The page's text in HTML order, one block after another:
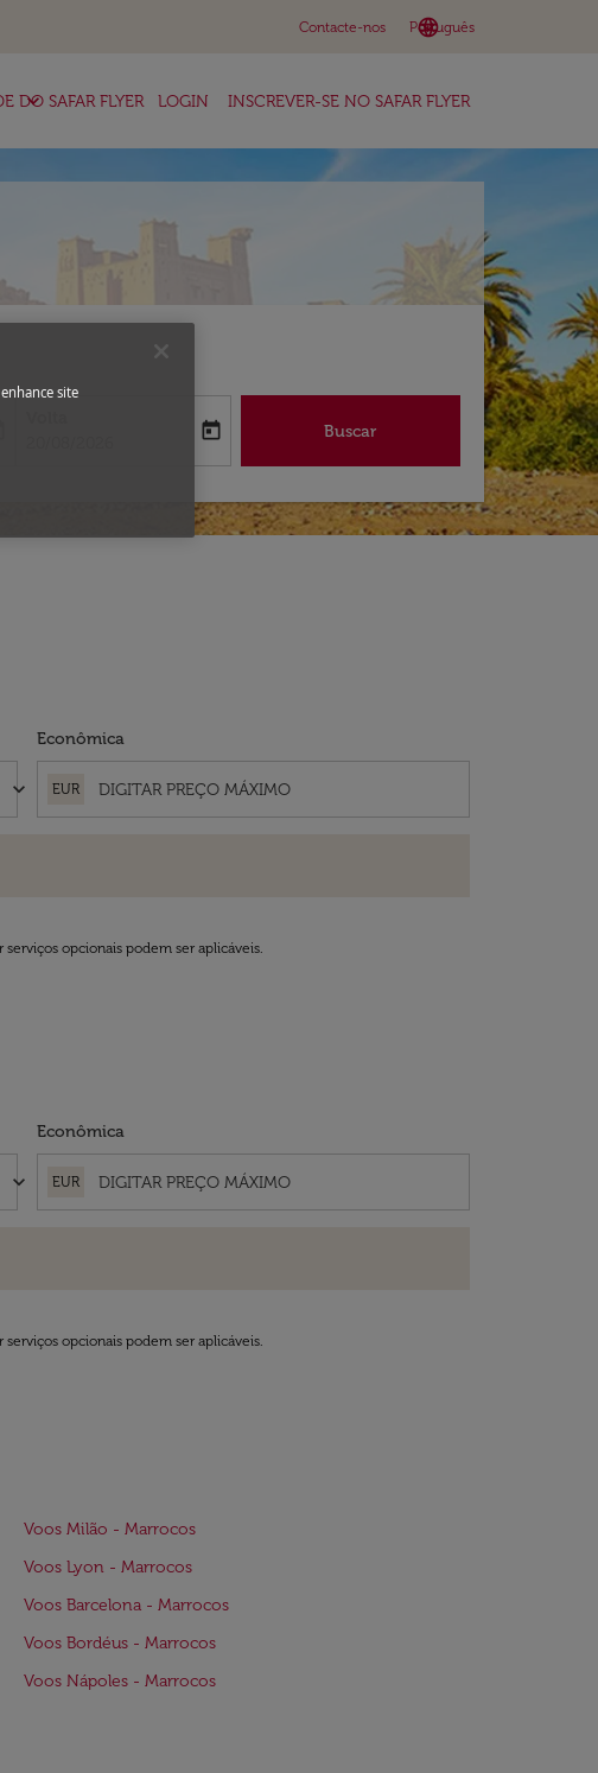
Contacte-nos language
Português
keyboard_arrow_down
DO SAFAR FLYER
keyboard_arrow_down LOGIN INSCREVER-SE NO SAFAR FLYER
fc-booking-return-date-aria-label
today Buscar
keyboard_arrow_down
Econômica
EUR
opcionais podem ser aplicáveis.
keyboard_arrow_down
Econômica
EUR
opcionais podem ser aplicáveis.
Voos Milão - Marrocos
Voos Lyon - Marrocos
Voos Barcelona - Marrocos
Voos Bordéus - Marrocos
Voos Nápoles - Marrocos
site